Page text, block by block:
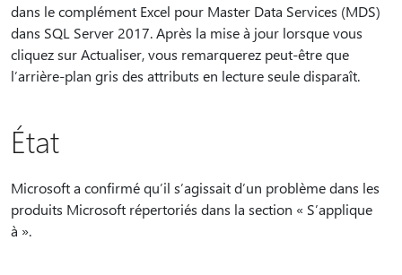
dans le complément Excel pour Master Data Services (MDS)
dans SQL Server 2017. Après la mise à jour lorsque vous
cliquez sur Actualiser, vous remarquerez peut-être que
l’arrière-plan gris des attributs en lecture seule disparaît.
État
Microsoft a confirmé qu’il s’agissait d’un problème dans les
produits Microsoft répertoriés dans la section « S’applique
à ».